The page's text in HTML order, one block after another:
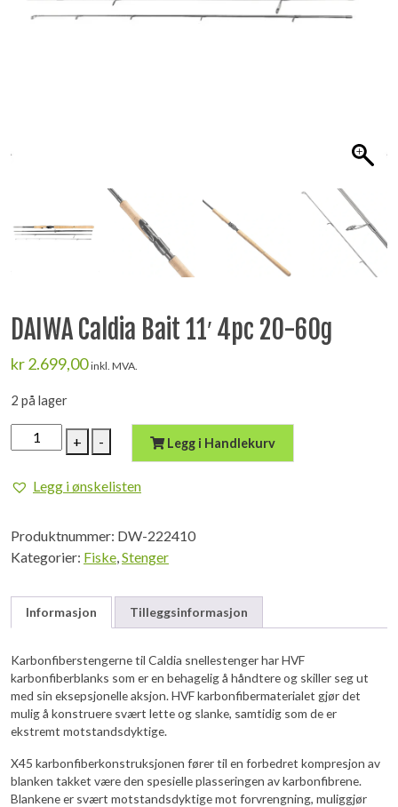
DAIWA Caldia Bait 11′ 4pc 20-60g
kr2.699,00 inkl. MVA.
2 på lager
+
DAIWA
Caldia
11'
20-
60g
- Legg i Handlekurv
Legg i ønskelisten
Produktnummer: DW-222410
Kategorier: Fiske,Stenger
Informasjon Tilleggsinformasjon
Karbonfiberstengerne til Caldia snellestenger har HVF
karbonfiberblanks som er en behagelig å håndtere og skiller seg ut
med sin eksepsjonelle aksjon. HVF karbonfibermaterialet gjør det
mulig å konstruere svært lette og slanke, samtidig som de er
ekstremt motstandsdyktige.
X45 karbonfiberkonstruksjonen fører til en forbedret kompresjon av
blanken takket være den spesielle plasseringen av karbonfibrene.
Blankene er svært motstandsdyktige mot forvrengning, muliggjør